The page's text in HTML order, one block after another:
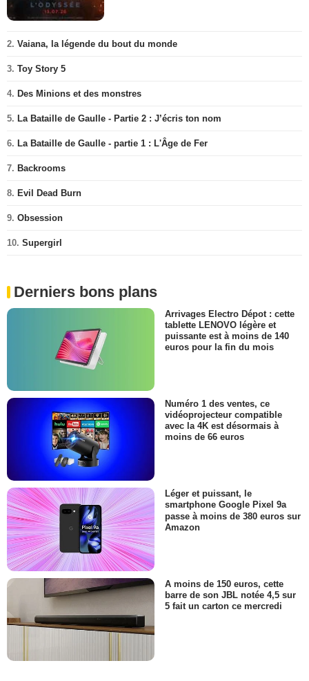
2. Vaiana, la légende du bout du monde
3. Toy Story 5
4. Des Minions et des monstres
5. La Bataille de Gaulle - Partie 2 : J’écris ton nom
6. La Bataille de Gaulle - partie 1 : L'Âge de Fer
7. Backrooms
8. Evil Dead Burn
9. Obsession
10. Supergirl
Derniers bons plans
Arrivages Electro Dépot : cette
tablette LENOVO légère et
puissante est à moins de 140
euros pour la fin du mois
Numéro 1 des ventes, ce
vidéoprojecteur compatible
avec la 4K est désormais à
moins de 66 euros
Léger et puissant, le
smartphone Google Pixel 9a
passe à moins de 380 euros sur
Amazon
A moins de 150 euros, cette
barre de son JBL notée 4,5 sur
5 fait un carton ce mercredi